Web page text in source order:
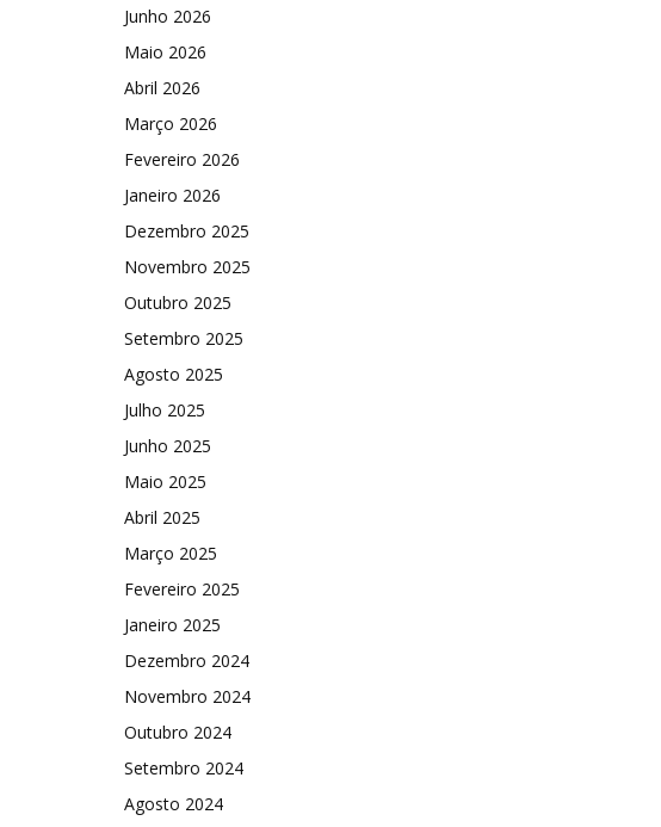
Junho 2026
Maio 2026
Abril 2026
Março 2026
Fevereiro 2026
Janeiro 2026
Dezembro 2025
Novembro 2025
Outubro 2025
Setembro 2025
Agosto 2025
Julho 2025
Junho 2025
Maio 2025
Abril 2025
Março 2025
Fevereiro 2025
Janeiro 2025
Dezembro 2024
Novembro 2024
Outubro 2024
Setembro 2024
Agosto 2024